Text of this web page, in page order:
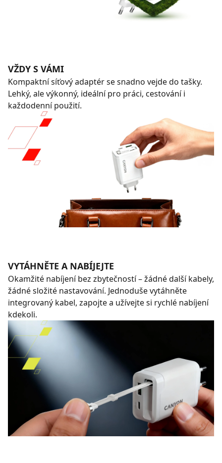
VŽDY S VÁMI
Kompaktní síťový adaptér se snadno vejde do tašky.
Lehký, ale výkonný, ideální pro práci, cestování i
každodenní použití.
VYTÁHNĚTE A NABÍJEJTE
Okamžité nabíjení bez zbytečností – žádné další kabely,
žádné složité nastavování. Jednoduše vytáhněte
integrovaný kabel, zapojte a užívejte si rychlé nabíjení
kdekoli.